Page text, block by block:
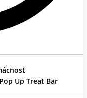
Up Treat Bar